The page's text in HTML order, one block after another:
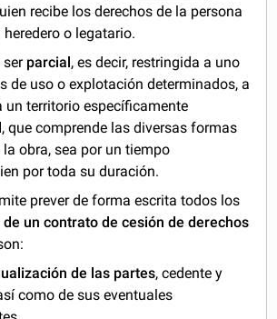
recibe los derechos de la persona
o legatario.
ser parcial , es decir, restringida a uno
de uso o explotación determinados, a
un territorio específicamente
, que comprende las diversas formas
obra, sea por un tiempo
por toda su duración.
prever de forma escrita todos los
un contrato de cesión de derechos
de las partes, cedente y
como de sus eventuales